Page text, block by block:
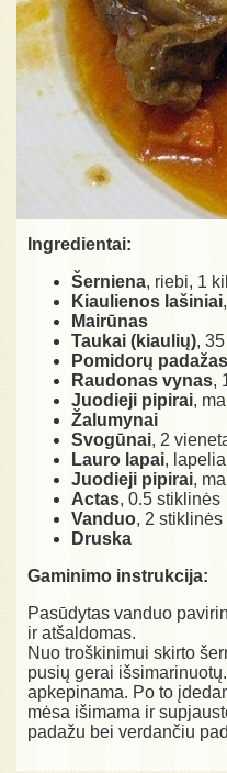
Ingredientai:
Šerniena, riebi, 1
Kiaulienos lašiniai
Mairūnas
Taukai (kiaulių),
Pomidorų padažas
Raudonas vynas,
Juodieji pipirai,
Žalumynai
Svogūnai, 2
Lauro lapai,
Juodieji pipirai,
Actas, 0.5 stiklinės
Vanduo, 2 stiklinės
Druska
Gaminimo instrukcija:
Pasūdytas vanduo
ir atšaldomas.
Nuo troškinimui skirto
pusių gerai
apkepinama. Po to
mėsa išimama ir
padažu bei verdančiu